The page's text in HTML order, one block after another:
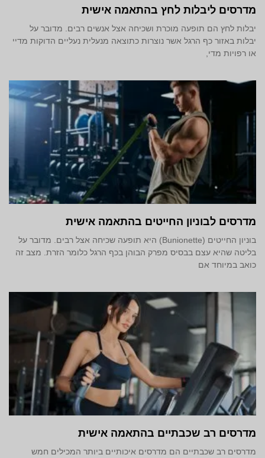
מדרסים ליבלות לחץ בהתאמה אישית
יבלות לחץ הם תופעה מוכרת ושכיחה אצל אנשים רבים. מדובר על
יבלות באזור כף הרגל אשר נוצרות כתוצאה מנעלית נעליים הדוקות מדיי
או רפויות מדי,
מדרסים לבוניון החייטים בהתאמה אישית
בוניון החייטים (Bunionette) היא תופעה שכיחה אצל רבים. מדובר על
בליטה שהיא עצם בבסיס מפרק הבוהן בכף הרגל כלומר הזרת. מצב זה
כואב במיוחד אם
מדרסים רב שכבתיים בהתאמה אישית
מדרסים רב שכבתיים הם מדרסים איכותיים ביותר המכילים חמש